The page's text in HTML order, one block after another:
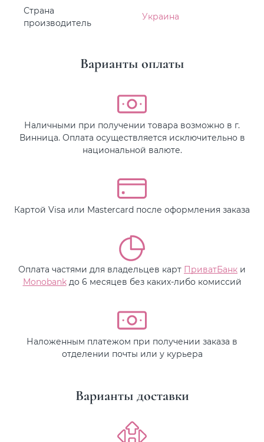
Страна
производитель
Украина
Варианты оплаты
Наличными при получении товара возможно в г.
Винница. Оплата осуществляется исключительно в
национальной валюте.
Картой Visa или Mastercard после оформления заказа
Оплата частями для владельцев карт ПриватБанк и
Monobankдо 6 месяцев без каких-либо комиссий
Наложенным платежом при получении заказа в
отделении почты или у курьера
Варианты доставки